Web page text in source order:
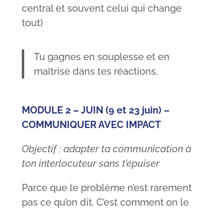
central et souvent celui qui change
tout)
Tu gagnes en souplesse et en
maîtrise dans tes réactions.
MODULE 2 – JUIN (9 et 23 juin) –
COMMUNIQUER AVEC IMPACT
Objectif : adapter ta communication à
ton interlocuteur sans t’épuiser
Parce que le problème n’est rarement
pas ce qu’on dit. C’est comment on le